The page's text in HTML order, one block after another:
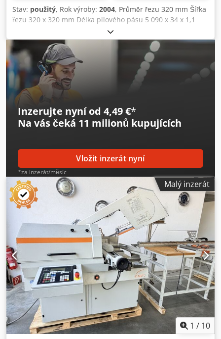
Stav: použitý, Rok výroby: 2004, Průměr řezu 320 mm Šířka
řezu 320 x 320 mm Délka pilového pásu 5 090 x 34 x 1,1
mm Rychlost řezu 20–110 m/min Délka posuvu 750 mm
(jednoduchý posuv) Nejmenší průměr 10,0 mm Nejmenší
délka řezu 6,0 mm Celkový příkon 7,0 kW Hmotnost stroje
cca 2 200 kg Výbava: Dodpjzluk Ssfx Aipeck - plně
automatická pásková pila na kovy - s řídicím systémem
KASTO-CompactControl - plynule nastavitelná rychlost
pásu - délka posuvu 750–20 000 mm při vícenásobném
posuvu - originální provozní návod
Inzerujte nyní od 4,49 €*
Na vás čeká 11 milionů kupujících
Vložit inzerát nyní
*za inzerát/měsíc
Malý inzerát
1 / 10